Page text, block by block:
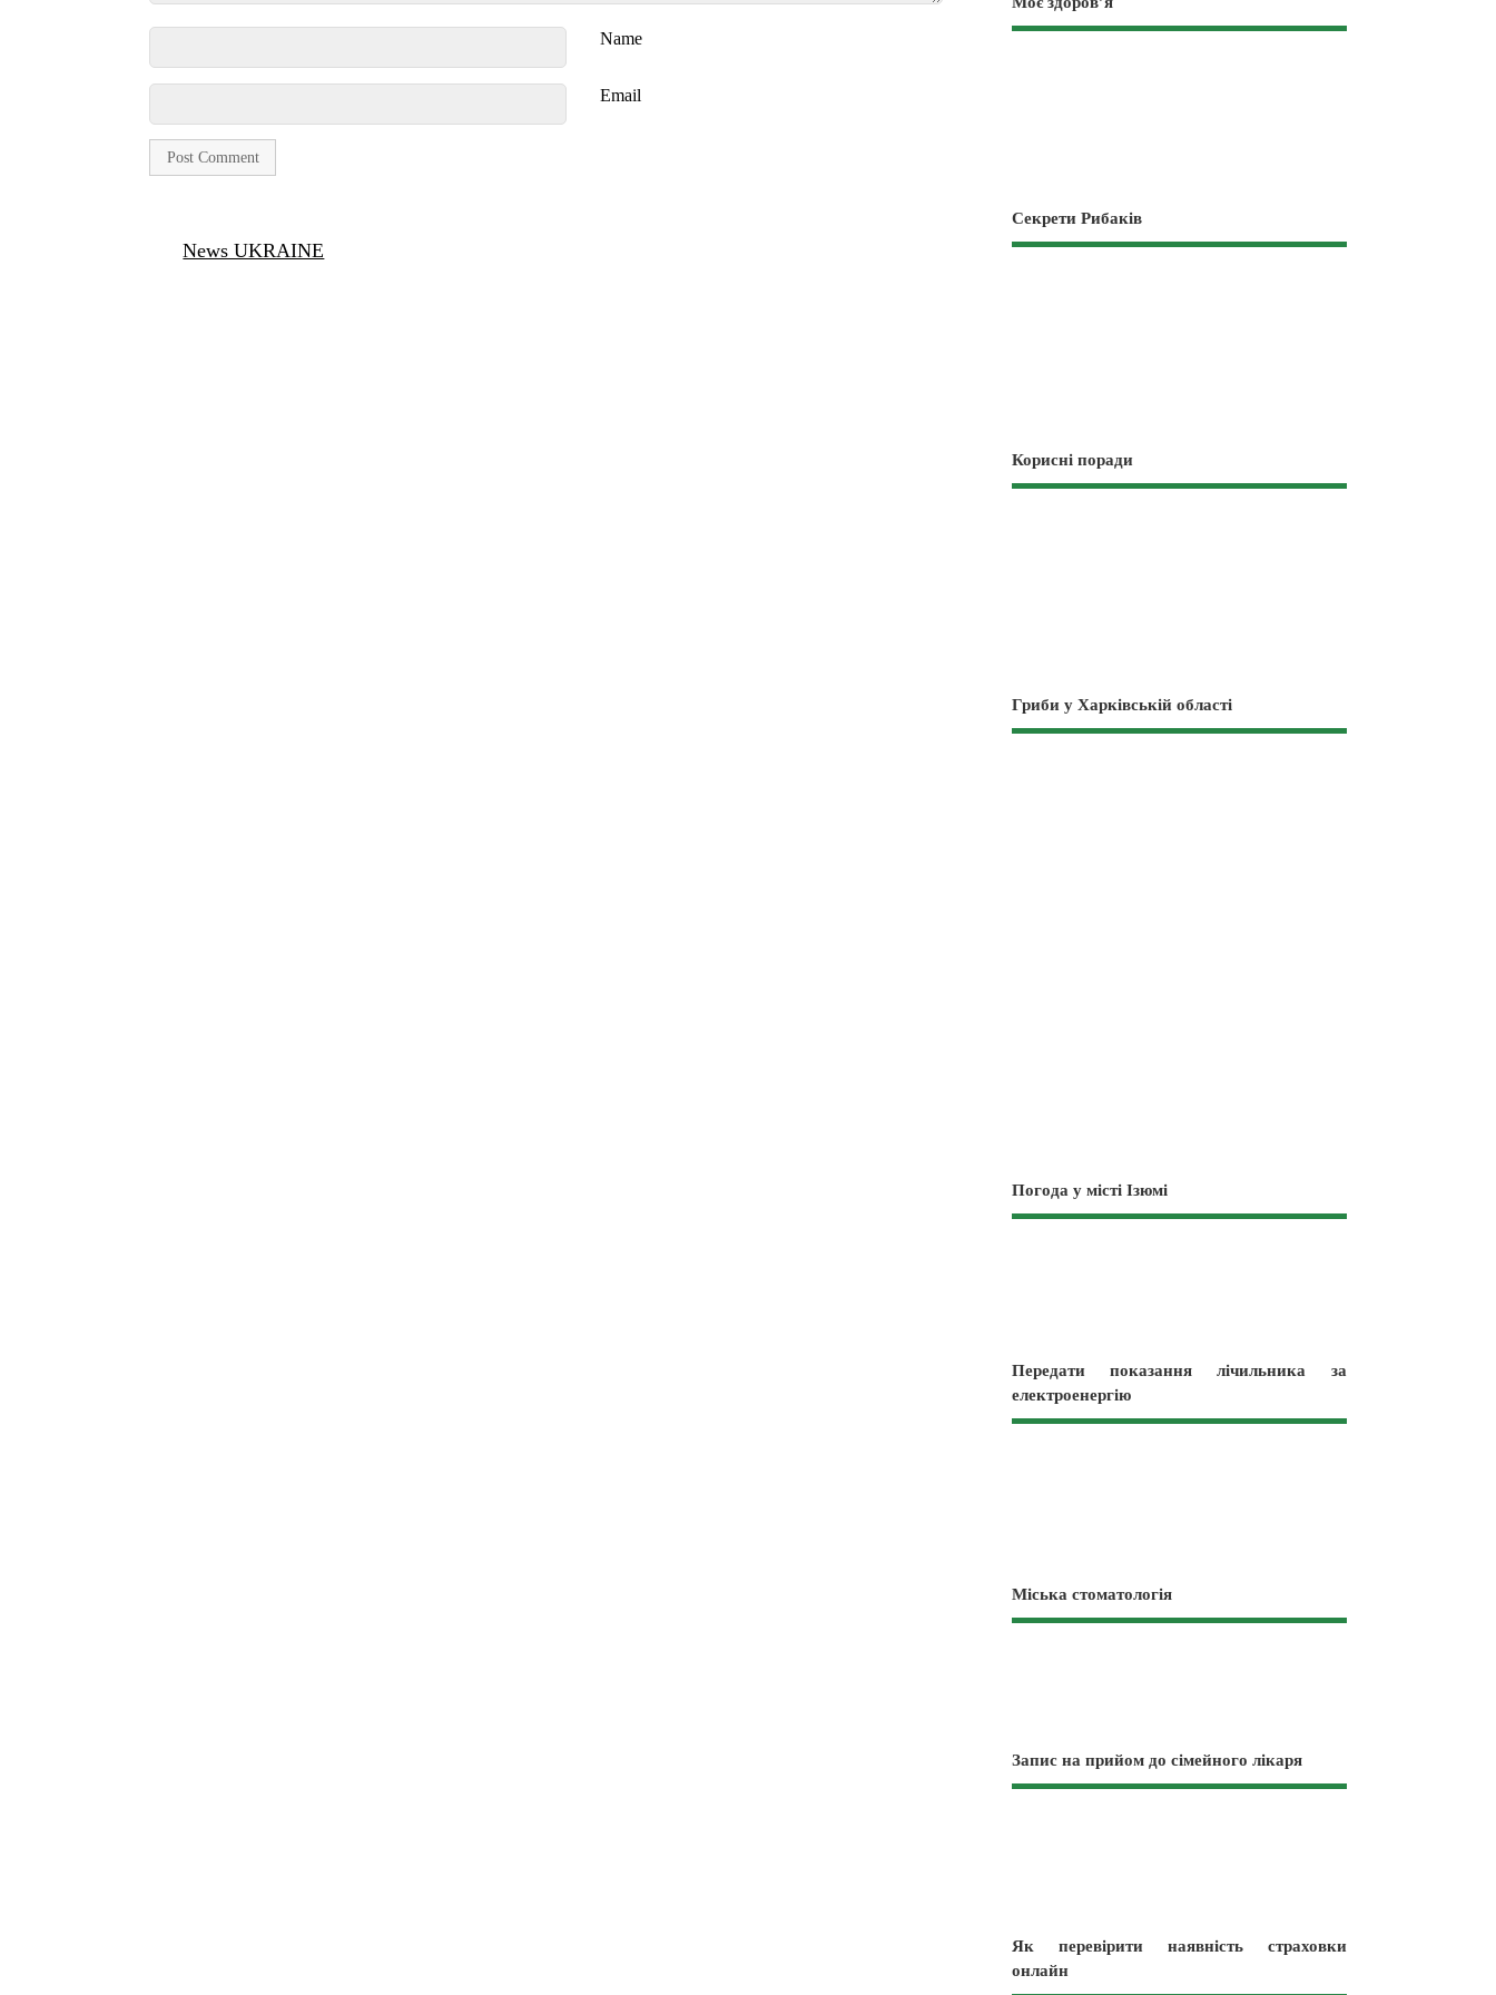
Name
Email
News UKRAINE
Секрети Рибаків
Корисні поради
Гриби у Харківській області
Погода у місті Ізюмі
Передати показання лічильника за
електроенергію
Міська стоматологія
Запис на прийом до сімейного лікаря
Як перевірити наявність страховки
онлайн